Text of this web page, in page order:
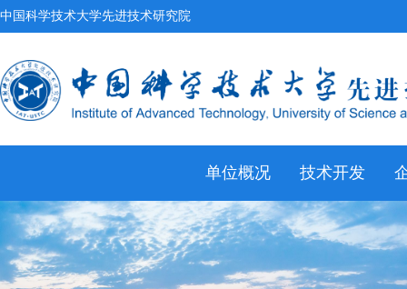
中国科学技术大学先进技术研究院
单位概况 技术开发